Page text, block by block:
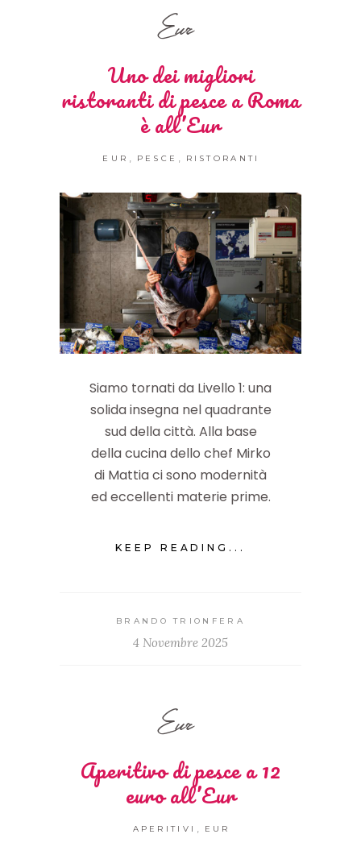
Eur
Uno dei migliori
ristoranti di pesce a Roma
è all’Eur
EUR PESCE RISTORANTI
Siamo tornati da Livello 1: una
solida insegna nel quadrante
sud della città. Alla base
della cucina dello chef Mirko
di Mattia ci sono modernità
ed eccellenti materie prime.
KEEP READING...
BRANDO TRIONFERA
4 Novembre 2025
Eur
Aperitivo di pesce a 12
euro all’Eur
APERITIVI , EUR